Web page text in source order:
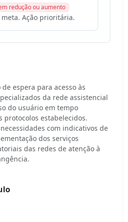
redução ou aumento
Ação prioritária.
espera para acesso às
da rede assistencial
do usuário em tempo
protocolos estabelecidos.
com indicativos de
dos serviços
das redes de atenção à